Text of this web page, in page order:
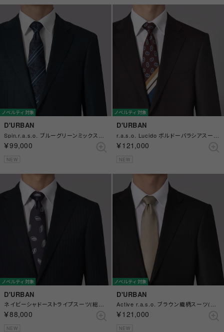
ノベルティ対象
D'URBAN
￥99,000
NEW
ノベルティ対象
D'URBAN
￥121,000
NEW
ノベルティ対象
D'URBAN
ネイビーシャドーストライプスーツ(総裏)(センターベント) （ネイビー）
￥88,000
NEW
ノベルティ対象
D'URBAN
Active r.a.s.o. ブラウン織柄スーツ(総裏)(センターベント) （ブラウン）
￥121,000
NEW